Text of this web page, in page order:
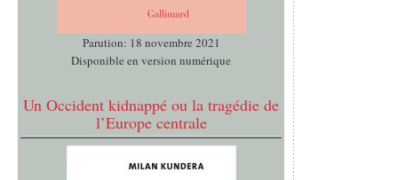
Parution: 18 novembre 2021
Disponible en version numérique
Un Occident kidnappé ou la tragédie de
l’Europe centrale